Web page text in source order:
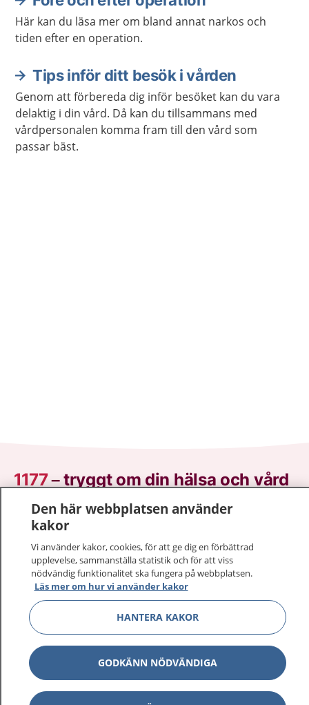
Här kan du läsa mer om bland annat narkos och
tiden efter en operation.
Tips inför ditt besök i vården
Genom att förbereda dig inför besöket kan du vara
delaktig i din vård. Då kan du tillsammans med
vårdpersonalen komma fram till den vård som
passar bäst.
1177–tryggt om din hälsa och vård
På 1177.se får du råd om hälsa och information om
sjukdomar och vilka mottagningar du kan kontakta.
Logga in för att läsa din journal och göra dina
vårdärenden. Ring telefonnummer 1177 för
sjukvårdsrådgivning dygnet runt.
1177 ger dig råd när du vill må bättre.
Visa
Den här webbplatsen använder
kakor
Vi använder kakor, cookies, för att ge dig en förbättrad
upplevelse, sammanställa statistik och för att viss
nödvändig funktionalitet ska fungera på webbplatsen.
Läs mer om hur vi använder kakor
HANTERA KAKOR
GODKÄNN NÖDVÄNDIGA